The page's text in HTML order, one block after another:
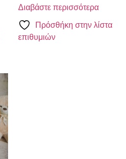
Διαβάστε περισσότερα
Πρόσθήκη στην λίστα
επιθυμιών